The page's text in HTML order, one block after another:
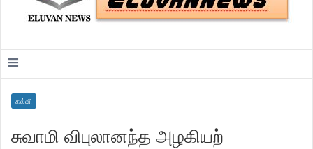
≡
கல்வி
சுவாமி விபுலானந்த அழகியற்